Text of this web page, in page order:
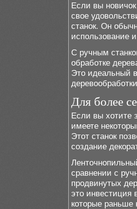
Если вы
свое
станок. Он
использование
С ручным
обработке
Это идеальный
Для более
Если вы хотите
имеете
Этот станок
создание
сравнении с
продвинутых
это инвестиция
которые раньше